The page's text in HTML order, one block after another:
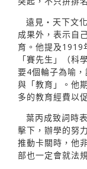
遠見・天下文
成果外，表示自
育。他提及1919
「賽先生」（科
要4個輪子為喻，
與「教育」。他
多的教育經費以
葉丙成致詞時
擊下，辦學的努
推動卡關時，他
部也一定會就法